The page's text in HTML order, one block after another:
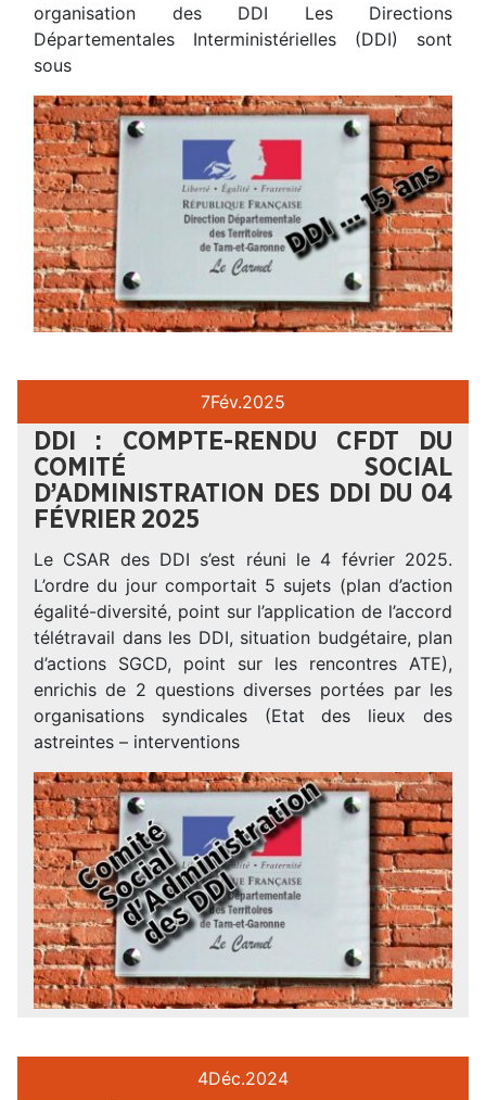
organisation des DDI Les Directions
Départementales Interministérielles (DDI) sont
sous
7Fév.2025
DDI : COMPTE-RENDU CFDT DU
COMITÉ SOCIAL
D’ADMINISTRATION DES DDI DU 04
FÉVRIER 2025
Le CSAR des DDI s’est réuni le 4 février 2025.
L’ordre du jour comportait 5 sujets (plan d’action
égalité-diversité, point sur l’application de l’accord
télétravail dans les DDI, situation budgétaire, plan
d’actions SGCD, point sur les rencontres ATE),
enrichis de 2 questions diverses portées par les
organisations syndicales (Etat des lieux des
astreintes – interventions
4Déc.2024